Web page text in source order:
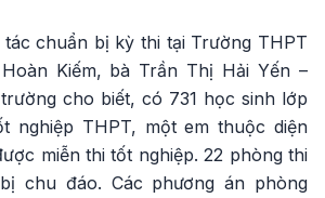
chuẩn bị kỳ thi tại Trường THPT
Kiếm, bà Trần Thị Hải Yến –
cho biết, có 731 học sinh lớp
nghiệp THPT, một em thuộc diện
miễn thi tốt nghiệp. 22 phòng thi
chu đáo. Các phương án phòng